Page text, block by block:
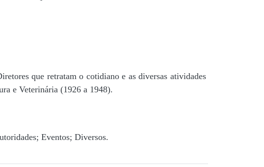
que retratam o cotidiano e as diversas atividades
e Veterinária (1926 a 1948).
Eventos; Diversos.